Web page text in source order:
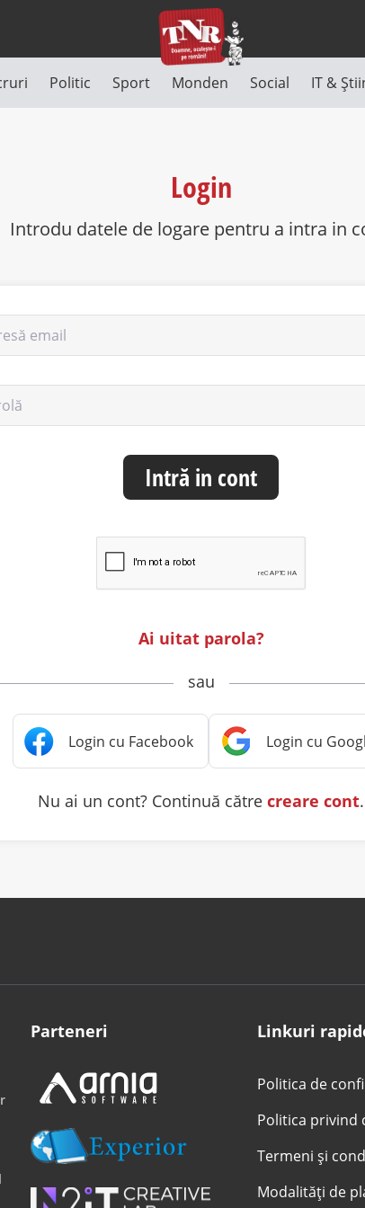
Politic Sport Monden Social IT &
Login
Introdu datele de logare pentru a intra in
email
Intră in cont
Ai uitat parola?
sau
Nu ai un cont? Continuă cătrecreare cont.
Parteneri Linkuri
Politica de
Politica privind
Termeni și
Modalități de